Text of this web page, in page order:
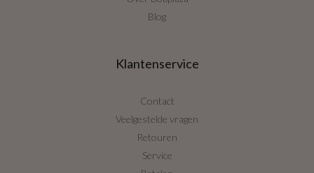
Blog
Klantenservice
Contact
Veelgestelde vragen
Retouren
Service